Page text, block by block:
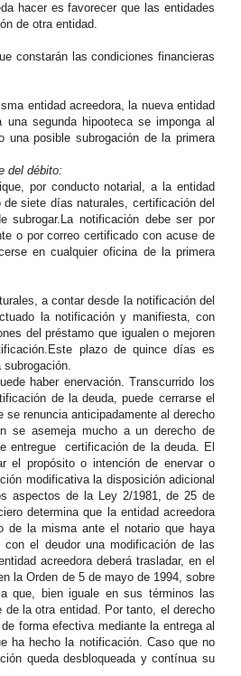
hacer es favorecer que las entidades
de otra entidad.
constarán las condiciones financieras
entidad acreedora, la nueva entidad
segunda hipooteca se imponga al
posible subrogación de la primera
del débito:
por conducto notarial, a la entidad
siete días naturales, certificación del
subrogar.La notificación debe ser por
o por correo certificado con acuse de
en cualquier oficina de la primera
a contar desde la notificación del
la notificación y manifiesta, con
del préstamo que igualen o mejoren
plazo de quince días es
haber enervación. Transcurrido los
de la deuda, puede cerrarse el
renuncia anticipadamente al derecho
se asemeja mucho a un derecho de
entregue certificación de la deuda. El
el propósito o intención de enervar o
modificativa la disposición adicional
aspectos de la Ley 2/1981, de 25 de
determina que la entidad acreedora
de la misma ante el notario que haya
el deudor una modificación de las
acreedora deberá trasladar, en el
la Orden de 5 de mayo de 1994, sobre
que, bien iguale en sus términos las
la otra entidad. Por tanto, el derecho
forma efectiva mediante la entrega al
ha hecho la notificación. Caso que no
queda desbloqueada y contínua su